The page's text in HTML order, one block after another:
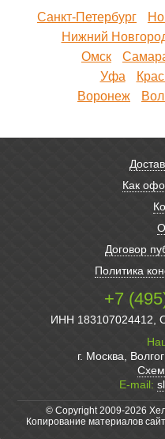
Санкт-Петербург
Нижний
Омск
Уфа
Воронеж
Как
Договор
Политика
+7
ИНН 183107024412,
г. Москва,
E-mail:
© Copyright 2009-2026
Копирование материалов